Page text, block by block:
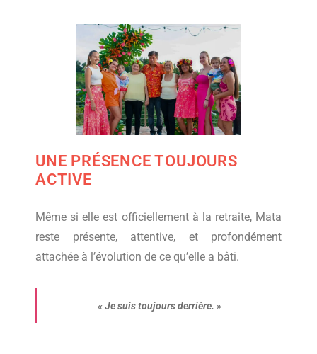
UNE PRÉSENCE TOUJOURS
ACTIVE
Même si elle est officiellement à la retraite, Mata
reste présente, attentive, et profondément
attachée à l’évolution de ce qu’elle a bâti.
«Je suis toujours derrière. »